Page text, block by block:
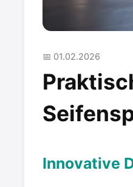
📅 01.02.2026
Innovative